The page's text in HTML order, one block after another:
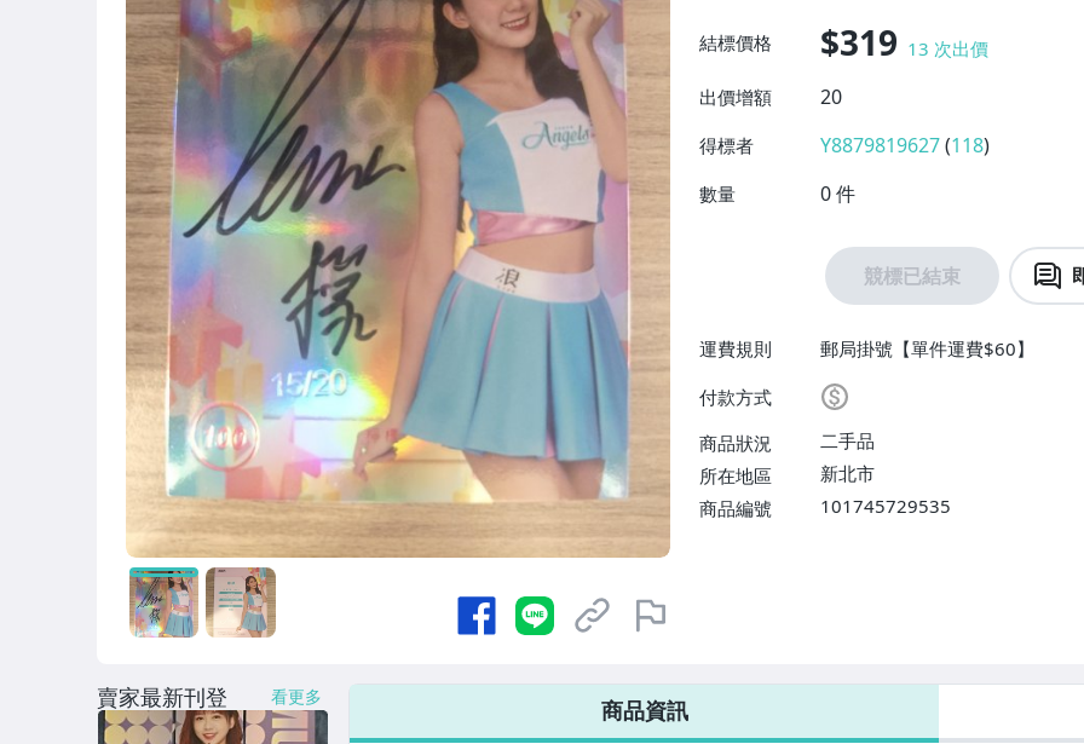
收藏品
結標價格 $319 13 次出價
出價增額
20
得標者 Y8879819627 (118)
數量 0件
競標已結束
運費規則
郵局掛號【單件運費$60】
付款方式
商品狀況
二手品
所在地區
新北市
商品編號
101745729535
商品資訊
賣家最新刊登 看更多